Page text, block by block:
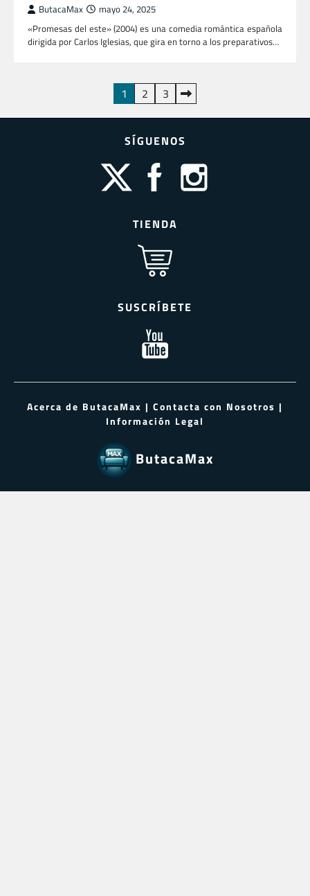
ButacaMax mayo 24, 2025
«Promesas del este» (2004) es una comedia romántica española
dirigida por Carlos Iglesias, que gira en torno a los preparativos…
de
1 2 3
SÍGUENOS
TIENDA
SUSCRÍBETE
Acerca de ButacaMax | Contacta con Nosotros |
Información Legal
ButacaMax